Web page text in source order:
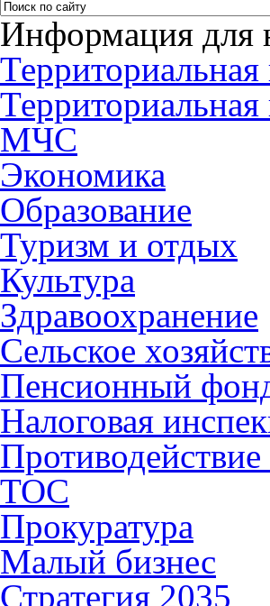
Информация для
Территориальная
Территориальная
МЧС
Экономика
Образование
Туризм и отдых
Культура
Здравоохранение
Сельское
Пенсионный
Налоговая
ТОС
Прокуратура
Малый бизнес
Стратегия 2035